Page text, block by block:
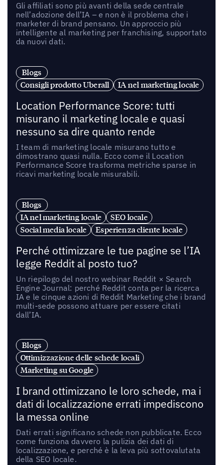
Gli affiliati sono più avanti della sede centrale
nell’adozione dell’IA – e non è il problema che i
marketer di brand pensano. Un approccio più
intelligente al marketing per franchising, supportato
da nuovi dati.
Blogs
Consigli prodotto Uberall
IA nel marketing locale
Location Performance Score: tutti
misurano il marketing locale e quasi
nessuno sa dire quanto rende
I team di marketing locale misurano tutto e
dimostrano quasi nulla. Ecco come il Location
Performance Score trasforma metriche sparse in
ricavi marketing locale misurabili.
Blogs
IA nel marketing locale
SEO locale
Social media locale
Esperienza cliente locale
Perché ottimizzare le tue pagine se l’IA
legge Reddit al posto tuo?
Un riepilogo del nostro webinar Reddit × Search
Engine Journal: perché Reddit conta per la ricerca
IA e le cinque azioni di Reddit Marketing che i brand
multi-sede possono attuare per essere citati
dall’IA.
Blogs
Ottimizzazione delle schede locali
Marketing su Google
I brand ottimizzano le loro schede, ma i
dati di localizzazione errati impediscono
la messa online
Dati errati significano schede non pubblicate. Ecco
come funziona davvero la pulizia dei dati di
localizzazione, e perché è la leva più sottovalutata
della SEO locale.